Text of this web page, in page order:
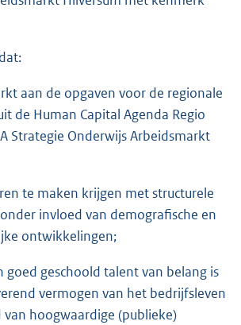
aan de opgaven voor de regionale
de Human Capital Agenda Regio
Strategie Onderwijs Arbeidsmarkt
te maken krijgen met structurele
invloed van demografische en
ontwikkelingen;
goed geschoold talent van belang is
vermogen van het bedrijfsleven
hoogwaardige (publieke)